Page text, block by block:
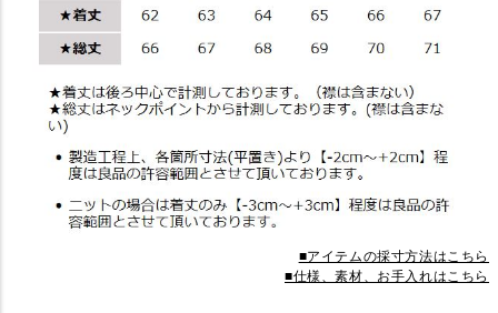
■アイテムの採寸方法はこちら
■仕様、素材、お手入れはこちら